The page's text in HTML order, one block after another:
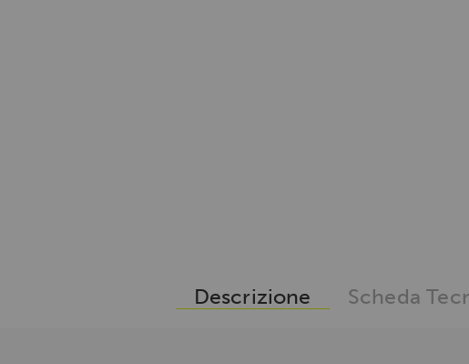
Descrizione Scheda